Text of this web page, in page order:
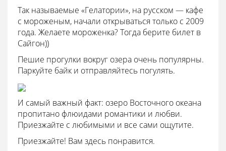
Так называемые «Гелатории», на русском — кафе
с мороженым, начали открываться только с 2009
года. Желаете мороженка? Тогда берите билет в
Сайгон))
Пешие прогулки вокруг озера очень популярны.
Паркуйте байк и отправляйтесь погулять.
И самый важный факт: озеро Восточного океана
пропитано флюидами романтики и любви.
Приезжайте с любимыми и все сами ощутите.
Приезжайте! Вам здесь понравится.